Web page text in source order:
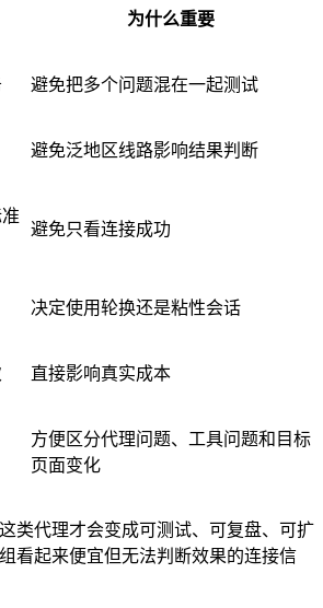
为什么重要
避免把多个问题混在一起测试
避免泛地区线路影响结果判断
避免只看连接成功
决定使用轮换还是粘性会话
直接影响真实成本
方便区分代理问题、工具问题和目标
页面变化
类代理才会变成可测试、可复盘、可扩
看起来便宜但无法判断效果的连接信